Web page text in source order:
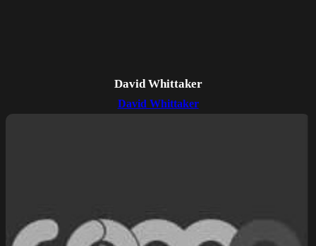
David Whittaker
David Whittaker